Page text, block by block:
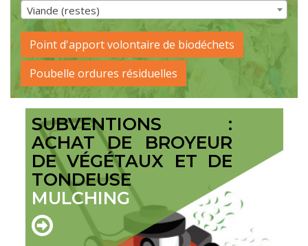
Viande (restes)
Point d'apport volontaire de biodéchets
Poubelle ordures résiduelles
SUBVENTIONS :
ACHAT DE BROYEUR
DE VÉGÉTAUX ET DE
TONDEUSE
MULCHING